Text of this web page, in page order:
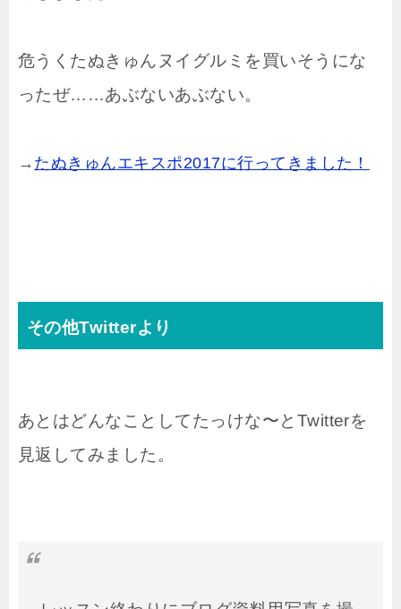
危うくたぬきゅんヌイグルミを買いそうにな
ったぜ……あぶないあぶない。
→ たぬきゅんエキスポ2017に行ってきました！
その他Twitterより
あとはどんなことしてたっけな〜とTwitterを
見返してみました。